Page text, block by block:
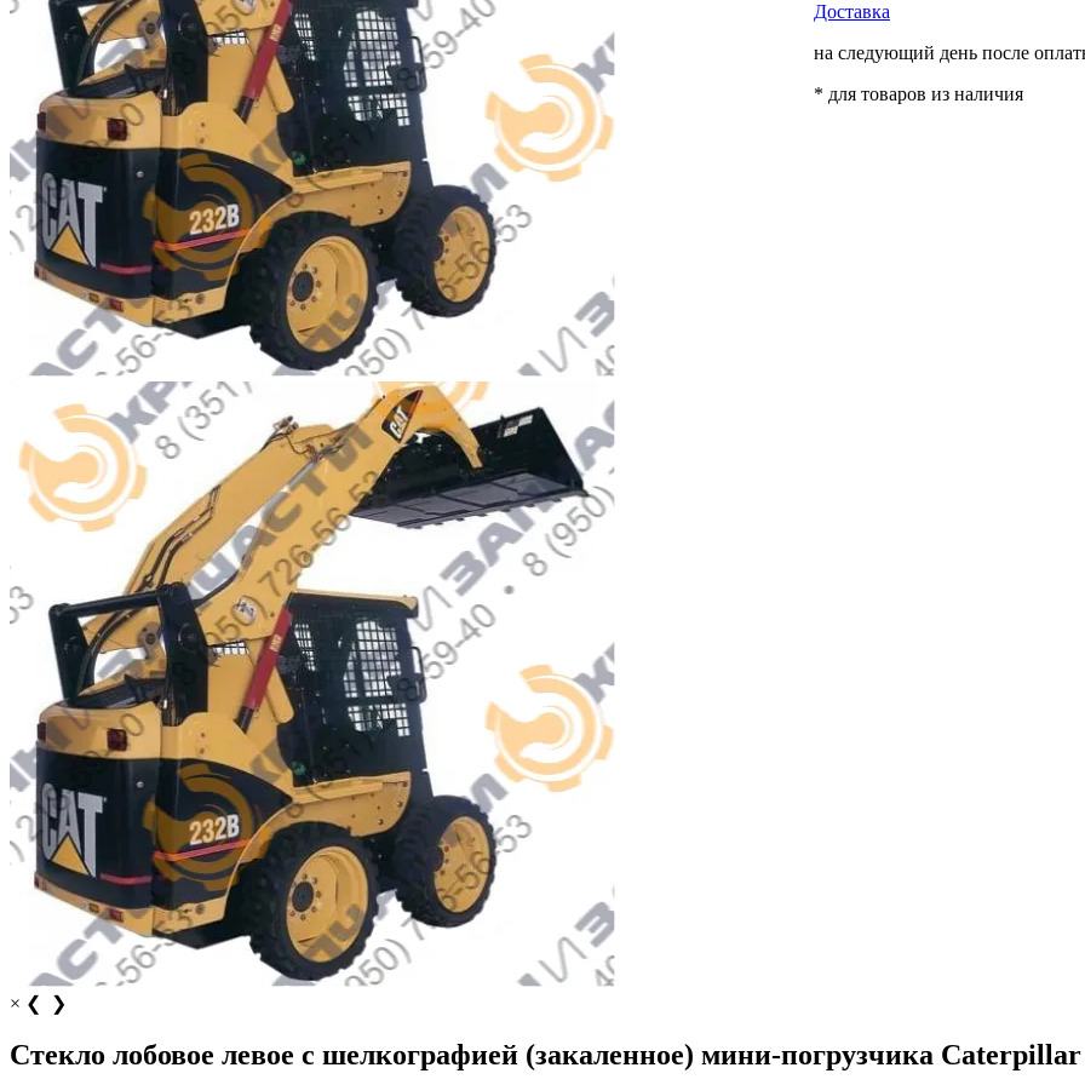
× ❮ ❯
Доставка
на следующий день после
* для товаров из наличия
Стекло лобовое левое с шелкографией (закаленное) мини-погрузчика Caterpillar